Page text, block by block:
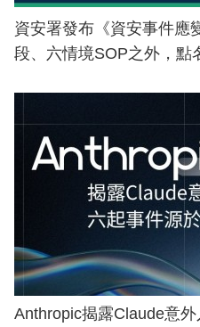
資安署發布《資安事件應
段、六情境SOP之外，點
Anthropic揭露Claude意